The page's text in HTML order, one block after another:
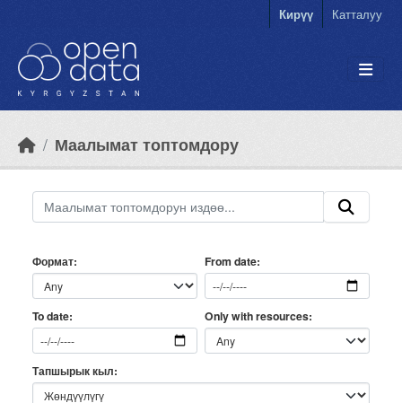
Кирүү Катталуу
Маалымат топтомдору
Формат From date
To date Only with resources
Тапшырык кыл